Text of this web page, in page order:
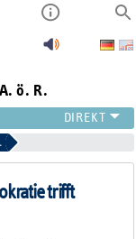
ö. R.
Medizin“
trifft